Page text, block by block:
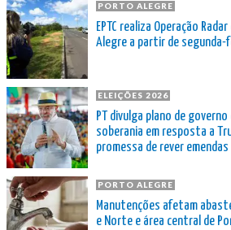
PORTO ALEGRE
EPTC realiza Operação
Alegre a partir de segunda-
ELEIÇÕES 2026
PT divulga plano de
soberania em resposta a
promessa de rever emendas
PORTO ALEGRE
Manutenções afetam
e Norte e área central de